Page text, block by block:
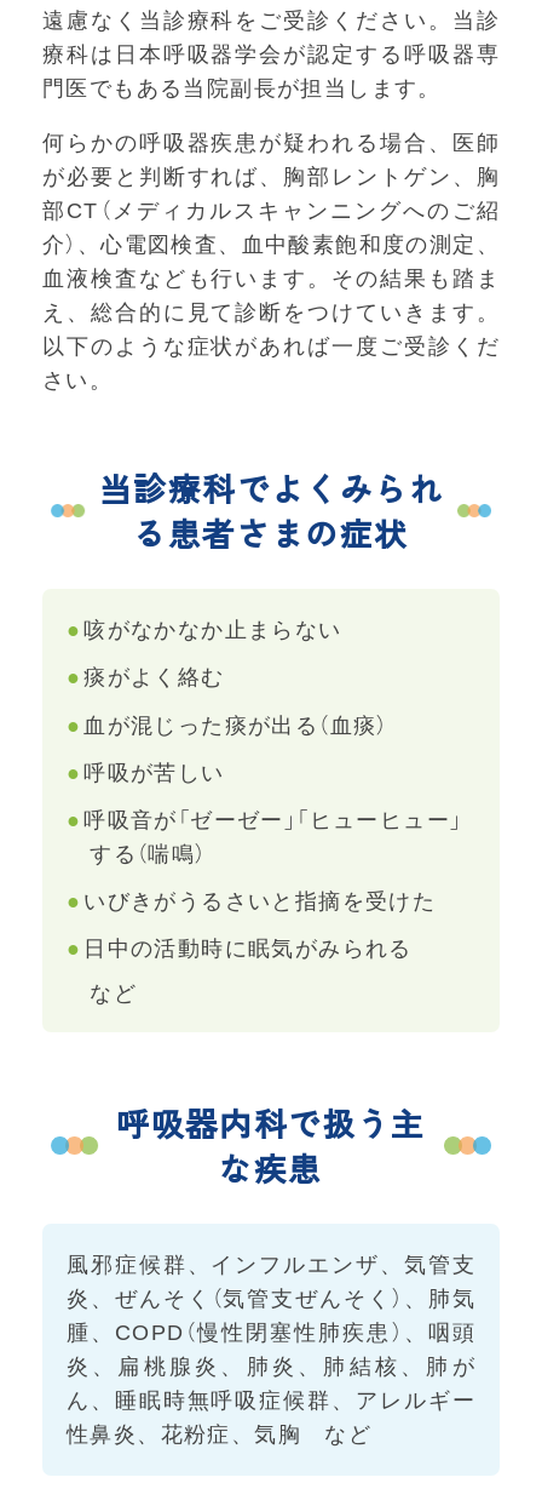
遠慮なく当診療科をご受診ください。当診
療科は日本呼吸器学会が認定する呼吸器専
門医でもある当院副長が担当します。
何らかの呼吸器疾患が疑われる場合、医師
が必要と判断すれば、胸部レントゲン、胸
部CT（メディカルスキャンニングへのご紹
介）、心電図検査、血中酸素飽和度の測定、
血液検査なども行います。その結果も踏ま
え、総合的に見て診断をつけていきます。
以下のような症状があれば一度ご受診くだ
さい。
当診療科でよくみられ
る患者さまの症状
咳がなかなか止まらない
痰がよく絡む
血が混じった痰が出る（血痰）
呼吸が苦しい
呼吸音が「ゼーゼー」「ヒューヒュー」
する（喘鳴）
いびきがうるさいと指摘を受けた
日中の活動時に眠気がみられる
など
呼吸器内科で扱う主
な疾患
風邪症候群、インフルエンザ、気管支
炎、ぜんそく（気管支ぜんそく）、肺気
腫、COPD（慢性閉塞性肺疾患）、咽頭
炎、扁桃腺炎、肺炎、肺結核、肺が
ん、睡眠時無呼吸症候群、アレルギー
性鼻炎、花粉症、気胸 など